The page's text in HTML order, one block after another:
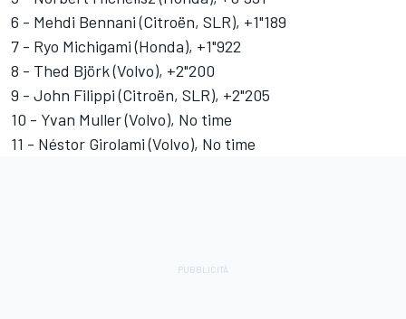
6 - Mehdi Bennani (Citroën, SLR), +1"189
7 - Ryo Michigami (Honda), +1"922
8 - Thed Björk (Volvo), +2"200
9 - John Filippi (Citroën, SLR), +2"205
10 - Yvan Muller (Volvo), No time
11 - Néstor Girolami (Volvo), No time